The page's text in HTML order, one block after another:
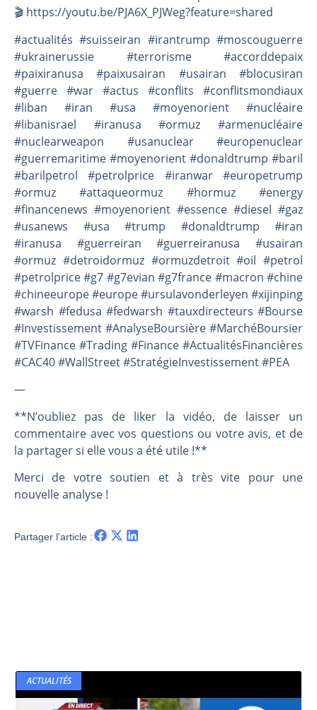
🎬️ https://youtu.be/PJA6X_PJWeg?feature=shared
#actualités #suisseiran #irantrump #moscouguerre
#ukrainerussie #terrorisme #accorddepaix
#paixiranusa #paixusairan #usairan #blocusiran
#guerre #war #actus #conflits #conflitsmondiaux
#liban #iran #usa #moyenorient #nucléaire
#libanisrael #iranusa #ormuz #armenucléaire
#nuclearweapon #usanuclear #europenuclear
#guerremaritime #moyenorient #donaldtrump #baril
#barilpetrol #petrolprice #iranwar #europetrump
#ormuz #attaqueormuz #hormuz #energy
#financenews #moyenorient #essence #diesel #gaz
#usanews #usa #trump #donaldtrump #iran
#iranusa #guerreiran #guerreiranusa #usairan
#ormuz #detroidormuz #ormuzdetroit #oil #petrol
#petrolprice #g7 #g7evian #g7france #macron #chine
#chineeurope #europe #ursulavonderleyen #xijinping
#warsh #fedusa #fedwarsh #tauxdirecteurs #Bourse
#Investissement #AnalyseBoursière #MarchéBoursier
#TVFinance #Trading #Finance #ActualitésFinancières
#CAC40 #WallStreet #StratégieInvestissement #PEA
—
**N’oubliez pas de liker la vidéo, de laisser un
commentaire avec vos questions ou votre avis, et de
la partager si elle vous a été utile !**
Merci de votre soutien et à très vite pour une
nouvelle analyse !
Partager l'article :
ACTUALITÉS